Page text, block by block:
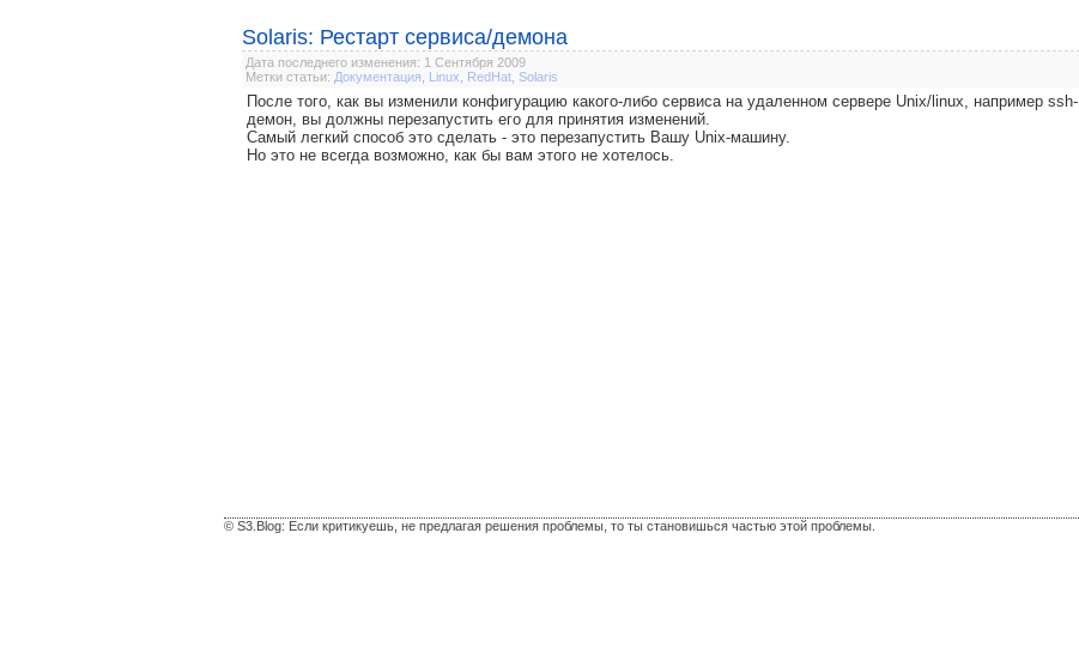
Solaris: Рестарт сервиса/демона
Дата последнего изменения: 1 Сентября 2009
Метки статьи: Документация Linux RedHat Solaris
После того, как вы изменили конфигурацию какого-либо сервиса на удаленном сервере Unix/linux, например ssh-
демон, вы должны перезапустить его для принятия изменений.
Самый легкий способ это сделать - это перезапустить Вашу Unix-машину.
Но это не всегда возможно, как бы вам этого не хотелось.
© S3.Blog: Если критикуешь, не предлагая решения проблемы, то ты становишься частью этой проблемы.